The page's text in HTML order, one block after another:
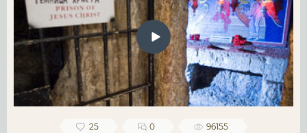
25 0 96155